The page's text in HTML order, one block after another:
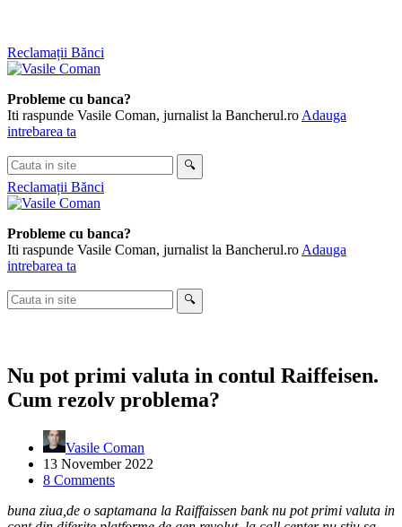
Skip
to
Reclamații Bănci
Probleme cu banca?
Iti raspunde Vasile Coman, jurnalist la Bancherul.ro Adauga
intrebarea ta
Cauta
in
site
🔍
Reclamații Bănci
Probleme cu banca?
Iti raspunde Vasile Coman, jurnalist la Bancherul.ro Adauga
intrebarea ta
Cauta
in
🔍
Nu pot primi valuta in contul Raiffeisen.
Cum rezolv problema?
Vasile Coman
13 November 2022
8 Comments
buna ziua,de o saptamana la Raiffaissen bank nu pot primi valuta in